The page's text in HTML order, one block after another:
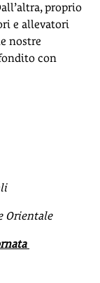
proprio
e allevatori
nostre
con
Orientale